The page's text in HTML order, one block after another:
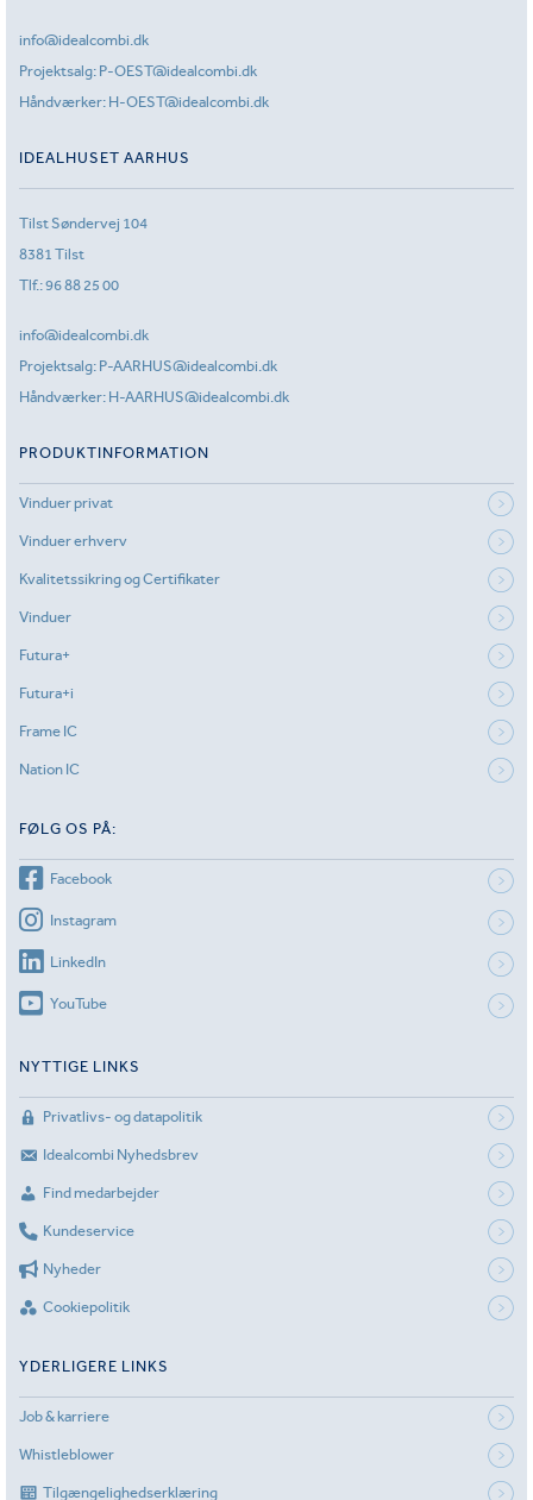
info@idealcombi.dk
Projektsalg: P-OEST@idealcombi.dk
Håndværker: H-OEST@idealcombi.dk
IDEALHUSET AARHUS
Tilst Søndervej 104
8381 Tilst
Tlf.:96 88 25 00
info@idealcombi.dk
Projektsalg: P-AARHUS@idealcombi.dk
Håndværker: H-AARHUS@idealcombi.dk
PRODUKTINFORMATION
Vinduer privat
Vinduer erhverv
Kvalitetssikring og Certifikater
Vinduer
Futura+
Futura+i
Frame IC
Nation IC
FØLG OS PÅ:
Facebook
Instagram
LinkedIn
YouTube
NYTTIGE LINKS
Privatlivs- og datapolitik
Idealcombi Nyhedsbrev
Find medarbejder
Kundeservice
Nyheder
Cookiepolitik
YDERLIGERE LINKS
Job & karriere
Whistleblower
Tilgængelighedserklæring